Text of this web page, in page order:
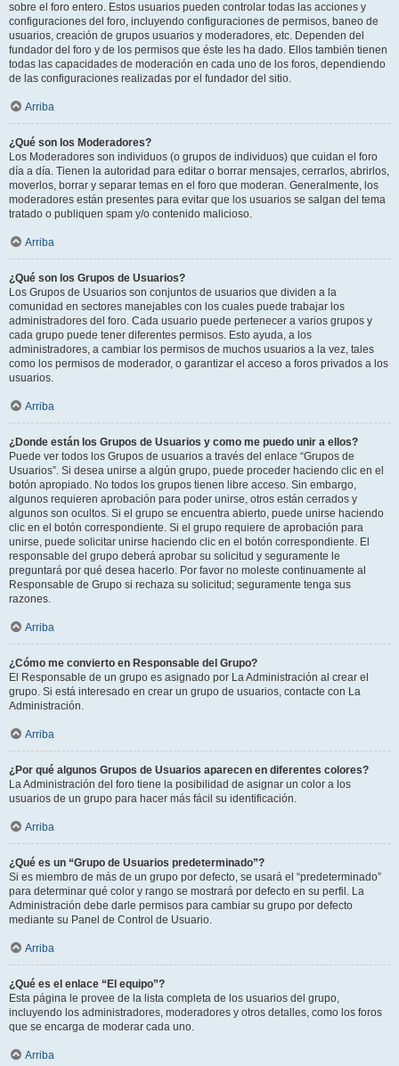
sobre el foro entero. Estos usuarios pueden controlar todas las acciones y
configuraciones del foro, incluyendo configuraciones de permisos, baneo de
usuarios, creación de grupos usuarios y moderadores, etc. Dependen del
fundador del foro y de los permisos que éste les ha dado. Ellos también tienen
todas las capacidades de moderación en cada uno de los foros, dependiendo
de las configuraciones realizadas por el fundador del sitio.
Arriba
¿Qué son los Moderadores?
Los Moderadores son individuos (o grupos de individuos) que cuidan el foro
día a día. Tienen la autoridad para editar o borrar mensajes, cerrarlos, abrirlos,
moverlos, borrar y separar temas en el foro que moderan. Generalmente, los
moderadores están presentes para evitar que los usuarios se salgan del tema
tratado o publiquen spam y/o contenido malicioso.
Arriba
¿Qué son los Grupos de Usuarios?
Los Grupos de Usuarios son conjuntos de usuarios que dividen a la
comunidad en sectores manejables con los cuales puede trabajar los
administradores del foro. Cada usuario puede pertenecer a varios grupos y
cada grupo puede tener diferentes permisos. Esto ayuda, a los
administradores, a cambiar los permisos de muchos usuarios a la vez, tales
como los permisos de moderador, o garantizar el acceso a foros privados a los
usuarios.
Arriba
¿Donde están los Grupos de Usuarios y como me puedo unir a ellos?
Puede ver todos los Grupos de usuarios a través del enlace “Grupos de
Usuarios”. Si desea unirse a algún grupo, puede proceder haciendo clic en el
botón apropiado. No todos los grupos tienen libre acceso. Sin embargo,
algunos requieren aprobación para poder unirse, otros están cerrados y
algunos son ocultos. Si el grupo se encuentra abierto, puede unirse haciendo
clic en el botón correspondiente. Si el grupo requiere de aprobación para
unirse, puede solicitar unirse haciendo clic en el botón correspondiente. El
responsable del grupo deberá aprobar su solicitud y seguramente le
preguntará por qué desea hacerlo. Por favor no moleste continuamente al
Responsable de Grupo si rechaza su solicitud; seguramente tenga sus
razones.
Arriba
¿Cómo me convierto en Responsable del Grupo?
El Responsable de un grupo es asignado por La Administración al crear el
grupo. Si está interesado en crear un grupo de usuarios, contacte con La
Administración.
Arriba
¿Por qué algunos Grupos de Usuarios aparecen en diferentes colores?
La Administración del foro tiene la posibilidad de asignar un color a los
usuarios de un grupo para hacer más fácil su identificación.
Arriba
¿Qué es un “Grupo de Usuarios predeterminado”?
Si es miembro de más de un grupo por defecto, se usará el “predeterminado”
para determinar qué color y rango se mostrará por defecto en su perfil. La
Administración debe darle permisos para cambiar su grupo por defecto
mediante su Panel de Control de Usuario.
Arriba
¿Qué es el enlace “El equipo”?
Esta página le provee de la lista completa de los usuarios del grupo,
incluyendo los administradores, moderadores y otros detalles, como los foros
que se encarga de moderar cada uno.
Arriba